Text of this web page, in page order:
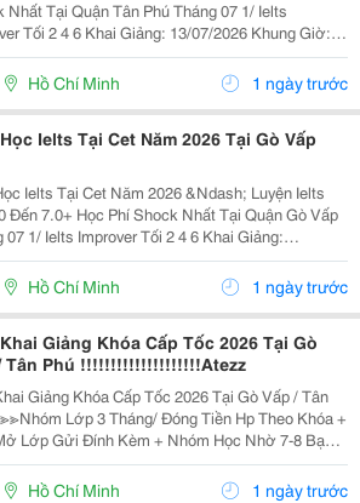
Tại Quận Tân Phú Tháng 07 1/ Ielts
Giảng: 13/07/2026 Khung Giờ:
Phí Ưu Đãi 5% Khi Đăng Ký 2/ Ielts
Basic Tối 3 5 7 Khai...
Hồ Chí Minh 1 ngày trước
Ielts Tại Cet Năm 2026 Tại Gò Vấp
Ielts Tại Cet Năm 2026 &Ndash; Luyện Ielts
Shock Nhất Tại Quận Gò Vấp
6 Khai Giảng:
21:00 Học Phí Ưu Đãi
5% Khi Đăng Ký 2/ Ielts...
Hồ Chí Minh 1 ngày trước
Giảng Khóa Cấp Tốc 2026 Tại Gò
Tân Phú !!!!!!!!!!!!!!!!!!!!Atezz
Giảng Khóa Cấp Tốc 2026 Tại Gò Vấp / Tân
Lớp Gửi Đính Kèm + Nhóm Học Nhờ 7-8 Bạn/
Trình Ielts Có Band Điểm Lộ Trình, Sách
Ngoài Bám Sát + Chia Đều 4 Kỹ...
Hồ Chí Minh 1 ngày trước